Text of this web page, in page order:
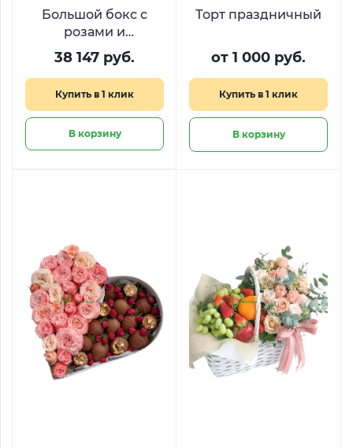
Большой бокс с
розами и
шоколадом Киндер
«Остров желаний»
38 147 руб.
Купить в 1 клик
В корзину
Торт праздничный
от 1 000 руб.
Купить в 1 клик
В корзину